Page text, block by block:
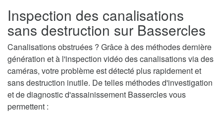
Inspection des canalisations
sans destruction sur Bassercles
Canalisations obstruées ? Grâce à des méthodes dernière
génération et à l'inspection vidéo des canalisations via des
caméras, votre problème est détecté plus rapidement et
sans destruction inutile. De telles méthodes d'investigation
et de diagnostic d'assainissement Bassercles vous
permettent :